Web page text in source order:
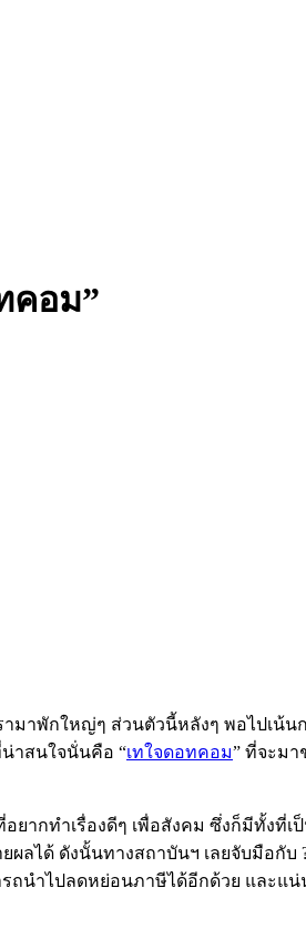
คอม”
ามาพักใหญ่ๆ ส่วนตัวนี้หลังๆ พอไปเน้
น่าสนใจนั่นคือ “เทใจดอทคอม” ที่จะม
ากทำเรื่องดีๆ เพื่อสังคม ซึ่งก็มีทั้งที่เ
ยผลได้ ดังนั้นทางสถาบันฯ เลยจับมือ
ถนำไปลดหย่อนภาษีได้อีกด้วย และ